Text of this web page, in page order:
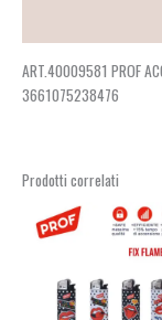
ART.40009581 PROF
3661075238476
Prodotti correlati